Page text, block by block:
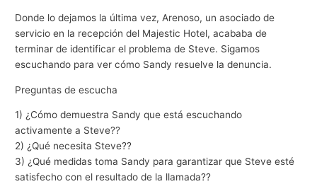
Donde lo dejamos la última vez, Arenoso, un asociado de
servicio en la recepción del Majestic Hotel, acababa de
terminar de identificar el problema de Steve. Sigamos
escuchando para ver cómo Sandy resuelve la denuncia.
Preguntas de escucha
1) ¿Cómo demuestra Sandy que está escuchando
activamente a Steve??
2) ¿Qué necesita Steve??
3) ¿Qué medidas toma Sandy para garantizar que Steve esté
satisfecho con el resultado de la llamada??